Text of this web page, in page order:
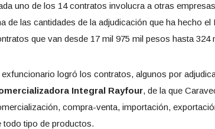
uno de los 14 contratos involucra a otras
de las cantidades de la adjudicación que ha hecho
que van desde 17 mil 975 mil pesos hasta 324
exfuncionario logró los contratos, algunos por
Integral Rayfour, de la que
compra-venta, importación,
todo tipo de productos.